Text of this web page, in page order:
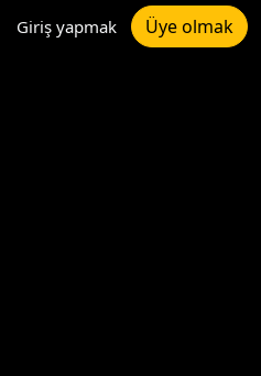
Giriş yapmak Üye olmak